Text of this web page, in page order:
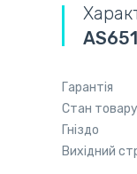
Гарантія
Стан товару
Гніздо
Вихідний